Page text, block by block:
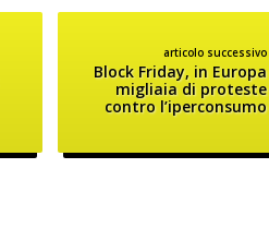
articolo successivo
Block Friday, in Europa
migliaia di proteste
contro l’iperconsumo